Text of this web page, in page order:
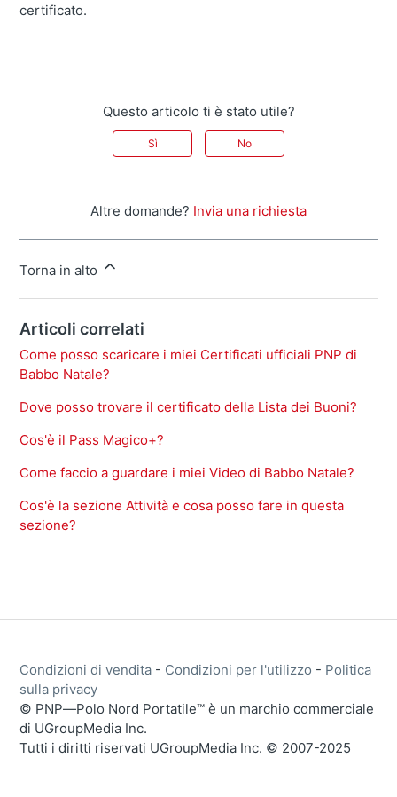
certificato.
Questo articolo ti è stato utile?
Sì No
Altre domande? Invia una richiesta
Torna in alto
Articoli correlati
Come posso scaricare i miei Certificati ufficiali PNP di
Babbo Natale?
Dove posso trovare il certificato della Lista dei Buoni?
Cos'è il Pass Magico+?
Come faccio a guardare i miei Video di Babbo Natale?
Cos'è la sezione Attività e cosa posso fare in questa
sezione?
Condizioni di vendita - Condizioni per l'utilizzo - Politica
sulla privacy
© PNP―Polo Nord Portatile™ è un marchio commerciale
di UGroupMedia Inc.
Tutti i diritti riservati UGroupMedia Inc. © 2007-2025